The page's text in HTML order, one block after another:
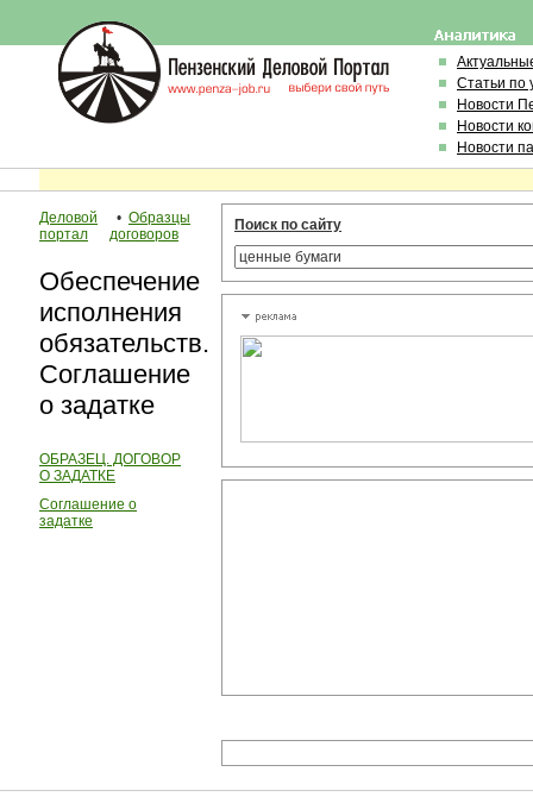
Статьи по
Новости
Новости
Новости
Деловой
портал
• Образцы
договоров
Обеспечение
исполнения
обязательств.
Соглашение
о задатке
ОБРАЗЕЦ. ДОГОВОР
О ЗАДАТКЕ
Соглашение о
задатке
Поиск по сайту